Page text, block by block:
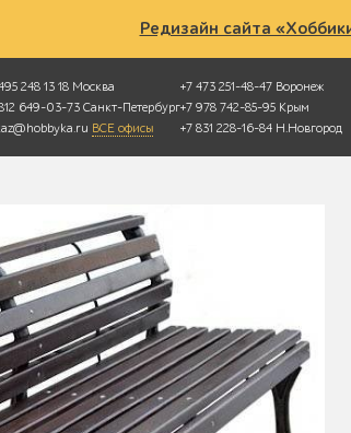
Редизайн сайта
248 13 18 Москва
649-03-73 Санкт-Петербург
ВСЕ офисы
+7 473 251-48-47 Воронеж
+7 978 742-85-95 Крым
+7 831 228-16-84 Н.Новгород